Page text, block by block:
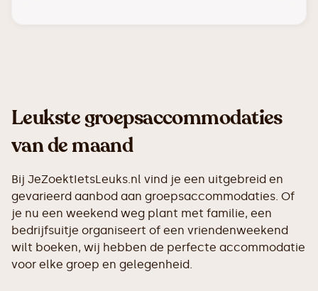
Leukste groepsaccommodaties
van de maand
Bij JeZoektIetsLeuks.nl vind je een uitgebreid en
gevarieerd aanbod aan groepsaccommodaties. Of
je nu een weekend weg plant met familie, een
bedrijfsuitje organiseert of een vriendenweekend
wilt boeken, wij hebben de perfecte accommodatie
voor elke groep en gelegenheid.